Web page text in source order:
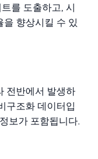
를 도출하고, 시
향상시킬 수 있
전반에서 발생하
구조화 데이터입
보가 포함됩니다.